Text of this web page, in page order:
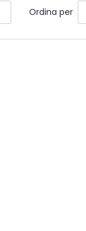
Ordina per